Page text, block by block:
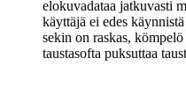
elokuvadataa jatkuvasti
käyttäjä ei edes
sekin on raskas,
taustasofta puksuttaa